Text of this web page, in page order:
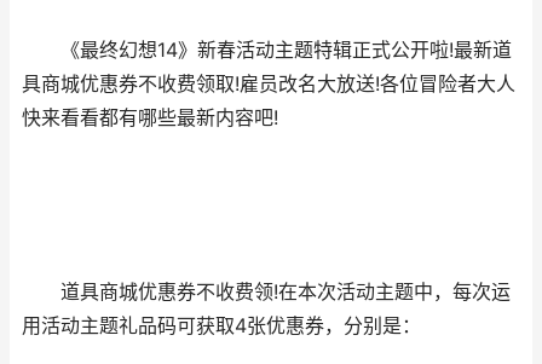
《最终幻想14》新春活动主题特辑正式公开啦!最新道
具商城优惠券不收费领取!雇员改名大放送!各位冒险者大人
快来看看都有哪些最新内容吧!
道具商城优惠券不收费领!在本次活动主题中，每次运
用活动主题礼品码可获取4张优惠券，分别是：